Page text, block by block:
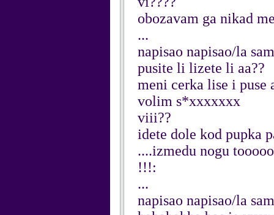
obozavam ga nikad
...
napisao napisao/la
pusite li lizete li aa??
meni cerka lise i
volim s*xxxxxxx
viii??
idete dole kod pupka
....izmedu nogu
!!!:
...
napisao napisao/la